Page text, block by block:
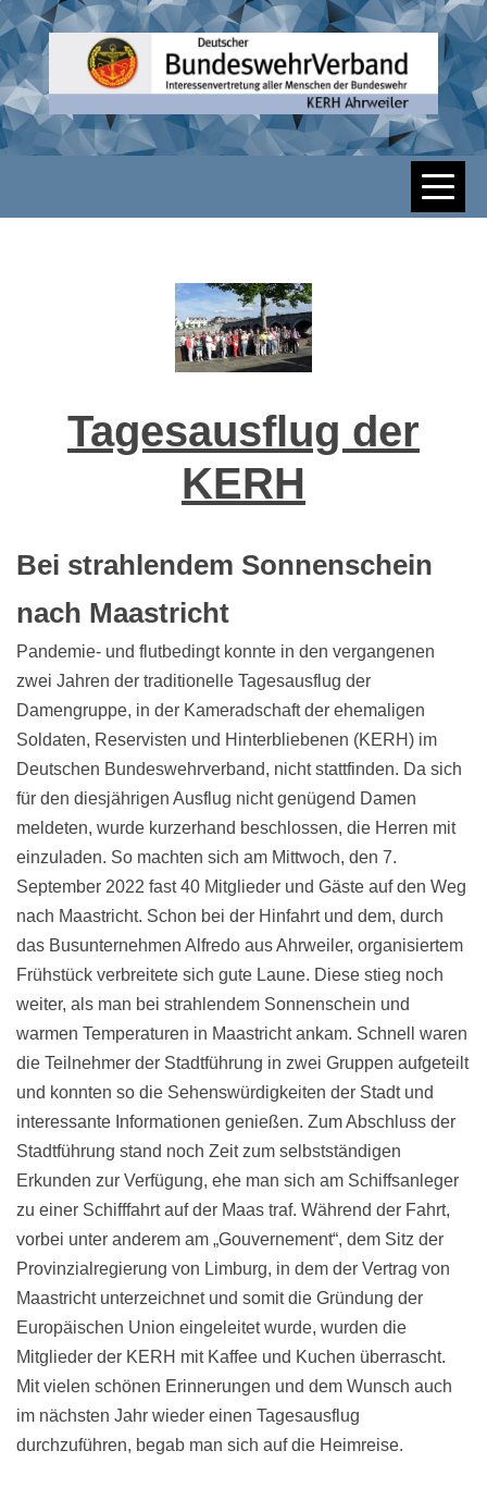
Skip
content
DBWV KERH
Tagesausflug der
KERH
Bei strahlendem Sonnenschein
nach Maastricht
Pandemie- und flutbedingt konnte in den vergangenen
zwei Jahren der traditionelle Tagesausflug der
Damengruppe, in der Kameradschaft der ehemaligen
Soldaten, Reservisten und Hinterbliebenen (KERH) im
Deutschen Bundeswehrverband, nicht stattfinden. Da sich
für den diesjährigen Ausflug nicht genügend Damen
meldeten, wurde kurzerhand beschlossen, die Herren mit
einzuladen. So machten sich am Mittwoch, den 7.
September 2022 fast 40 Mitglieder und Gäste auf den Weg
nach Maastricht. Schon bei der Hinfahrt und dem, durch
das Busunternehmen Alfredo aus Ahrweiler, organisiertem
Frühstück verbreitete sich gute Laune. Diese stieg noch
weiter, als man bei strahlendem Sonnenschein und
warmen Temperaturen in Maastricht ankam. Schnell waren
die Teilnehmer der Stadtführung in zwei Gruppen aufgeteilt
und konnten so die Sehenswürdigkeiten der Stadt und
interessante Informationen genießen. Zum Abschluss der
Stadtführung stand noch Zeit zum selbstständigen
Erkunden zur Verfügung, ehe man sich am Schiffsanleger
zu einer Schifffahrt auf der Maas traf. Während der Fahrt,
vorbei unter anderem am „Gouvernement“, dem Sitz der
Provinzialregierung von Limburg, in dem der Vertrag von
Maastricht unterzeichnet und somit die Gründung der
Europäischen Union eingeleitet wurde, wurden die
Mitglieder der KERH mit Kaffee und Kuchen überrascht.
Mit vielen schönen Erinnerungen und dem Wunsch auch
im nächsten Jahr wieder einen Tagesausflug
durchzuführen, begab man sich auf die Heimreise.